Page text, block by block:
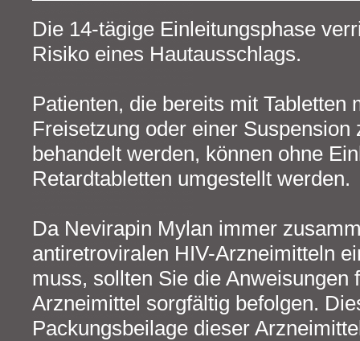
Die 14-tägige Einleitungsphase
Risiko eines Hautausschlags.
Patienten, die bereits mit Tabletten
Freisetzung oder einer Suspension
behandelt werden, können ohne
Retardtabletten umgestellt werden.
Da Nevirapin Mylan immer
antiretroviralen HIV-Arzneimitteln
muss, sollten Sie die Anweisungen
Arzneimittel sorgfältig befolgen.
Packungsbeilage dieser